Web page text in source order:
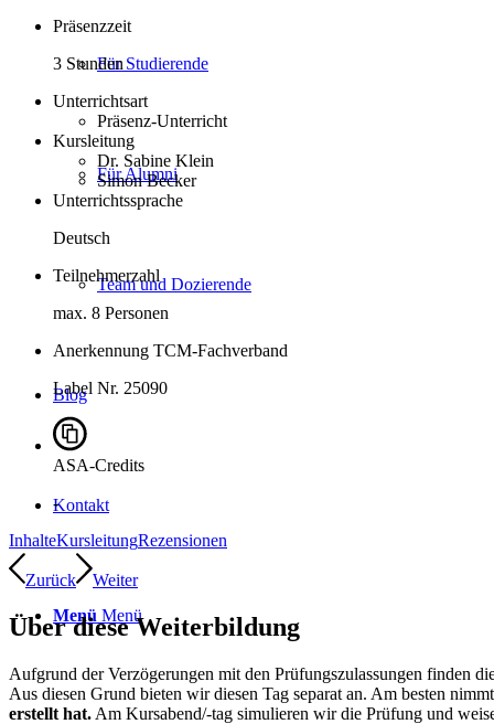
Für Studierende
Für Alumni
Team und Dozierende
Blog
Kontakt
Menü Menü
Präsenzzeit
3 Stunden
Unterrichtsart
Präsenz-Unterricht
Kursleitung
Dr. Sabine Klein
Simon Becker
Unterrichtssprache
Deutsch
Teilnehmerzahl
max. 8 Personen
Anerkennung TCM-Fachverband
Label Nr. 25090
ASA-Credits
-
InhalteKursleitungRezensionen
Zurück Weiter
Über diese Weiterbildung
Aufgrund der Verzögerungen mit den Prüfungszulassungen finden
Aus diesen Grund bieten wir diesen Tag separat an. Am besten
erstellt hat. Am Kursabend/-tag simulieren wir die Prüfung und